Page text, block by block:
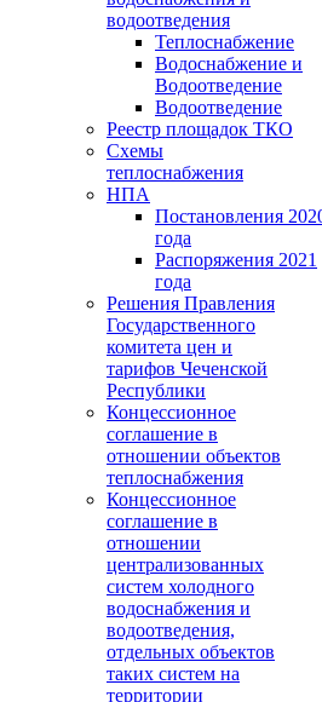
водоотведения
Теплоснабжение
Водоснабжение и
Водоотведение
Водоотведение
Реестр площадок ТКО
Схемы
теплоснабжения
НПА
Постановления
года
Распоряжения 2021
года
Решения Правления
Государственного
комитета цен и
тарифов Чеченской
Республики
Концессионное
соглашение в
отношении объектов
теплоснабжения
Концессионное
соглашение в
отношении
централизованных
систем холодного
водоснабжения и
водоотведения,
отдельных объектов
таких систем на
территории